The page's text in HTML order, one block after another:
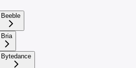
Beeble
Bria
Bytedance